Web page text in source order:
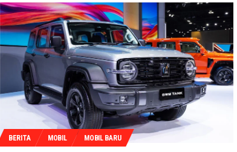
BERITA MOBIL MOBIL BARU